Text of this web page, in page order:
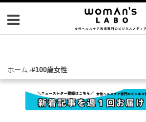
ホーム #100歳女性